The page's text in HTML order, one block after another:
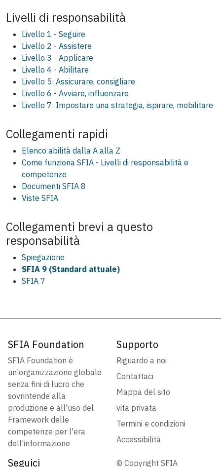
Livelli di responsabilità
Livello 1 - Seguire
Livello 2 - Assistere
Livello 3 - Applicare
Livello 4 - Abilitare
Livello 5: Assicurare, consigliare
Livello 6 - Avviare, influenzare
Livello 7: Impostare una strategia, ispirare, mobilitare
Collegamenti rapidi
Elenco abilità dalla A alla Z
Come funziona SFIA - Livelli di responsabilità e
competenze
Documenti SFIA 8
Viste SFIA
Collegamenti brevi a questo
responsabilità
Spiegazione
SFIA 9 (Standard attuale)
SFIA 7
SFIA Foundation
SFIA Foundation è
un'organizzazione globale
senza fini di lucro che
sovrintende alla
produzione e all'uso del
Framework delle
competenze per l'era
dell'informazione
Supporto
Riguardo a noi
Contattaci
Mappa del sito
vita privata
Termini e condizioni
Accessibilità
Seguici © Copyright SFIA